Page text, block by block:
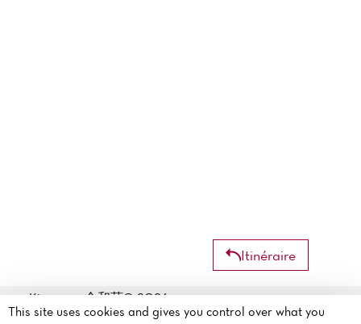
Itinéraire
Kinwasso 金和荘© 2026
Mentions légales·Politique de
99 Rue Parmentier
This site uses cookies and gives you control over what you